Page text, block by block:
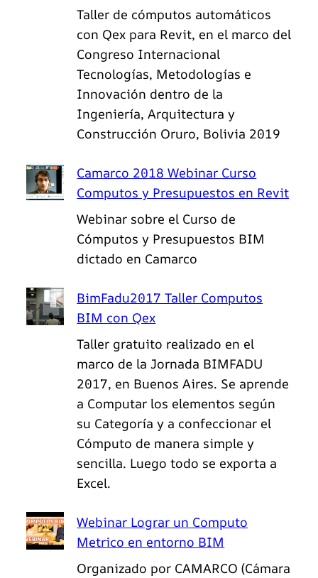
Taller de cómputos automáticos
con Qex para Revit, en el marco del
Congreso Internacional
Tecnologías, Metodologías e
Innovación dentro de la
Ingeniería, Arquitectura y
Construcción Oruro, Bolivia 2019
Camarco 2018 Webinar Curso
Computos y Presupuestos en Revit
Webinar sobre el Curso de
Cómputos y Presupuestos BIM
dictado en Camarco
BimFadu2017 Taller Computos
BIM con Qex
Taller gratuito realizado en el
marco de la Jornada BIMFADU
2017, en Buenos Aires. Se aprende
a Computar los elementos según
su Categoría y a confeccionar el
Cómputo de manera simple y
sencilla. Luego todo se exporta a
Excel.
Webinar Lograr un Computo
Metrico en entorno BIM
Organizado por CAMARCO (Cámara